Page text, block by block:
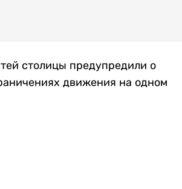
столицы предупредили о
движения на одном